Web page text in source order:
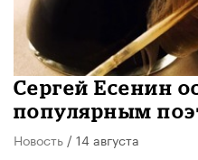
Сергей Есенин
популярным
Новость / 14 августа